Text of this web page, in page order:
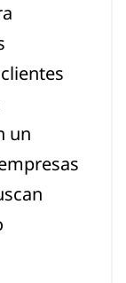
un